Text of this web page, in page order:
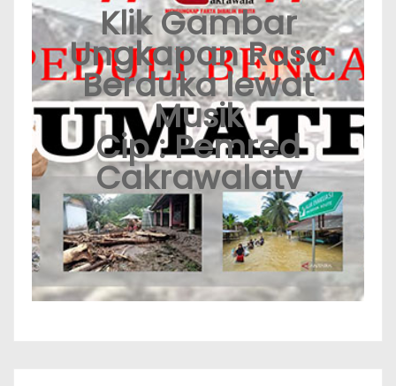
Klik Gambar
Ungkapan Rasa
Berduka lewat
Musik
Cip : Pemred
Cakrawalatv